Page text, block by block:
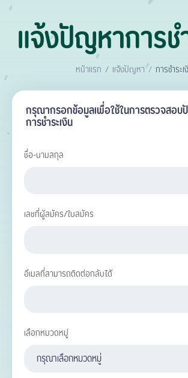
แจ้งปัญหาการช
หน้าแรก แจ้งปัญหา การชำระ
กรุณากรอกข้อมูลเพื่อใช้ในการตรวจสอ
การชำระเงิน
ชื่อ-นามสกุล
เลขที่ผู้สมัคร/ใบสมัคร
อีเมลที่สามารถติดต่อกลับได้
เลือกหมวดหมู่